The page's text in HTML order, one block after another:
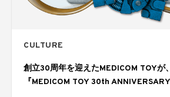
CULTURE
創立30周年を迎えたMEDICOM TOYが
『MEDICOM TOY 30th